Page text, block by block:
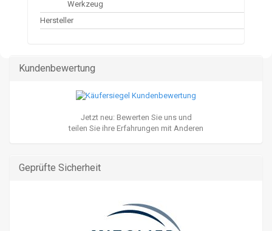
Werkzeug
Hersteller
Kundenbewertung
Jetzt neu: Bewerten Sie uns und
teilen Sie ihre Erfahrungen mit Anderen
Geprüfte Sicherheit